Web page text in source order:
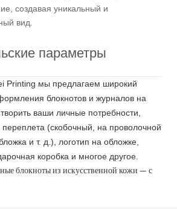
создавая уникальный и
вид.
параметры
Printing мы предлагаем широкий
блокнотов и журналов на
ваши личные потребности,
(скобочный, на проволочной
и т. д.), логотип на обложке,
коробка и многое другое.